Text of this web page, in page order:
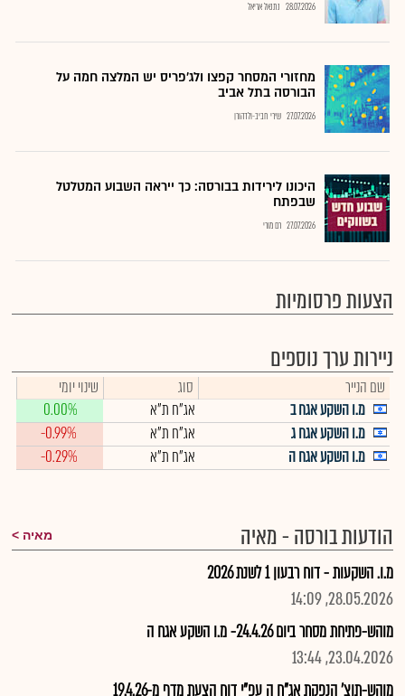
28.07.2026 נתנאל אריאל
מחזורי המסחר קפצו ולג'פריס יש המלצה חמה על
הבורסה בתל אביב
27.07.2026 שירי חביב-ולדהורן
היכונו לירידות בבורסה: כך ייראה השבוע המטלטל
שבפתח
27.07.2026 רם מורי
הצעות פרסומיות
ניירות ערך נוספים
שם הנייר סוג
שינוי יומי
מ.ו השקע אגח ב
אג"ח ת"א
0.00%
מ.ו השקע אגח ג
אג"ח ת"א
-0.99%
מ.ו השקע אגח ה
אג"ח ת"א -0.29%
הודעות בורסה - מאיה מאיה
מ.ו. השקעות - דוח רבעון 1 לשנת 2026
28.05.2026, 14:09
מוהש-פתיחת מסחר ביום 24.4.26- מ.ו השקע אגח ה
23.04.2026, 13:44
מוהש-תוצ' הנפקת אג"ח ה עפ"י דוח הצעת מדף מ-19.4.26